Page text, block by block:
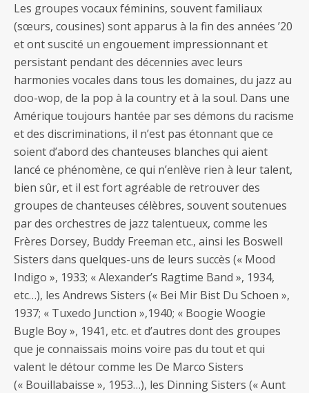
Les groupes vocaux féminins, souvent familiaux
(sœurs, cousines) sont apparus à la fin des années ’20
et ont suscité un engouement impressionnant et
persistant pendant des décennies avec leurs
harmonies vocales dans tous les domaines, du jazz au
doo-wop, de la pop à la country et à la soul. Dans une
Amérique toujours hantée par ses démons du racisme
et des discriminations, il n’est pas étonnant que ce
soient d’abord des chanteuses blanches qui aient
lancé ce phénomène, ce qui n’enlève rien à leur talent,
bien sûr, et il est fort agréable de retrouver des
groupes de chanteuses célèbres, souvent soutenues
par des orchestres de jazz talentueux, comme les
Frères Dorsey, Buddy Freeman etc., ainsi les Boswell
Sisters dans quelques-uns de leurs succès (« Mood
Indigo », 1933; « Alexander’s Ragtime Band », 1934,
etc…), les Andrews Sisters (« Bei Mir Bist Du Schoen »,
1937; « Tuxedo Junction »,1940; « Boogie Woogie
Bugle Boy », 1941, etc. et d’autres dont des groupes
que je connaissais moins voire pas du tout et qui
valent le détour comme les De Marco Sisters
(« Bouillabaisse », 1953…), les Dinning Sisters (« Aunt